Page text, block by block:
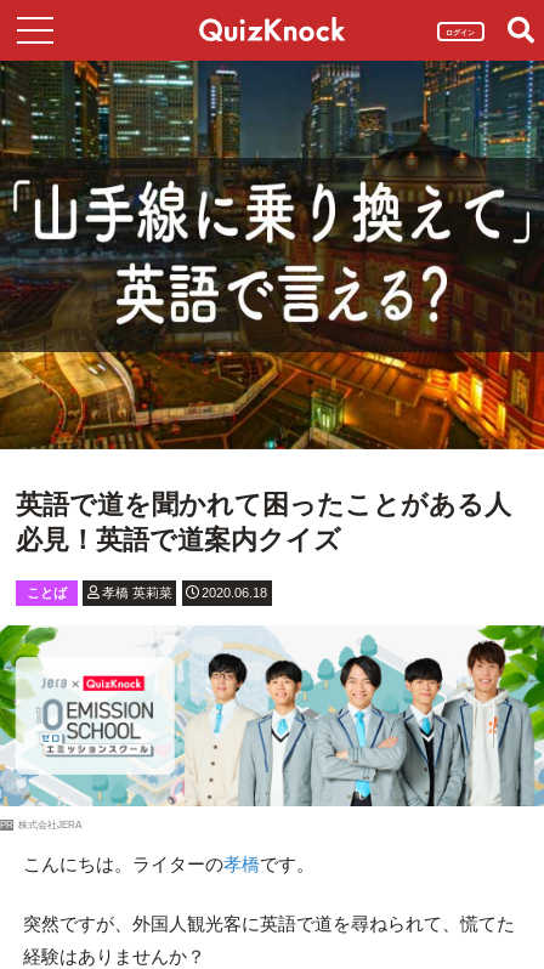
ログイン
英語で道を聞かれて困ったことがある人
必見！英語で道案内クイズ
ことば 孝橋 英莉菜 2020.06.18
PR 株式会社JERA
こんにちは。ライターの孝橋です。
突然ですが、外国人観光客に英語で道を尋ねられて、慌てた
経験はありませんか？